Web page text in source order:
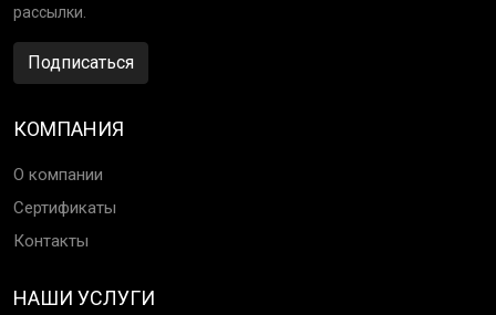
рассылки.
Подписаться
КОМПАНИЯ
О компании
Сертификаты
Контакты
НАШИ УСЛУГИ